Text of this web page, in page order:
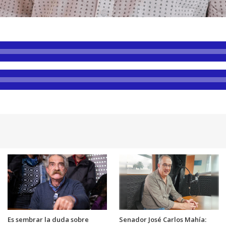
Es sembrar la duda sobre
Senador José Carlos Mahía: